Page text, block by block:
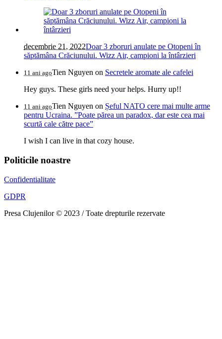
decembrie 21, 2022Doar 3 zboruri anulate pe Otopeni în
săptămâna Crăciunului. Wizz Air, campioni la întârzieri
11 ani agoTien Nguyen on Secretele aromate ale cafelei
Hey guys. These girls need your helps. Hurry up!!
11 ani agoTien Nguyen on Șeful NATO cere mai multe arme
pentru Ucraina. ”Poate părea un paradox, dar este cea mai
scurtă cale către pace”
I wish I can live in that cozy house.
Politicile noastre
Confidentialitate
GDPR
Presa Clujenilor © 2023 / Toate drepturile rezervate